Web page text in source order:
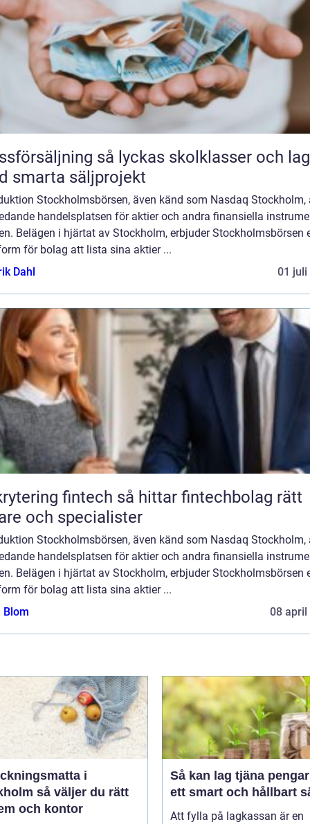
så lyckas skolklasser och lag
smarta säljprojekt
Stockholmsbörsen, även känd som Nasdaq Stockholm,
handelsplatsen för aktier och andra finansiella
Belägen i hjärtat av Stockholm, erbjuder Stockholmsbörsen
för bolag att lista sina aktier ...
Dahl
01 juli
fintech så hittar fintechbolag rätt
och specialister
Stockholmsbörsen, även känd som Nasdaq Stockholm,
handelsplatsen för aktier och andra finansiella
Belägen i hjärtat av Stockholm, erbjuder Stockholmsbörsen
för bolag att lista sina aktier ...
Blom
08 april
i
så väljer du rätt
och kontor
Så kan lag tjäna
ett smart och hållbart
Att fylla på lagkassan är en